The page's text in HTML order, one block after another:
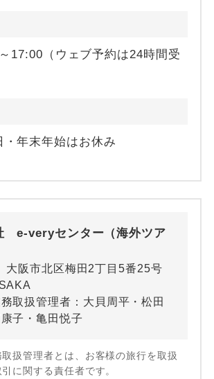
17:00（ウェブ予約は24時間受
・年末年始はお休み
e-veryセンター（海外ツア
阪市北区梅田2丁目5番25号
取扱管理者：大貝周平・松田
子・亀田悦子
扱管理者とは、お客様の旅行を取扱
に関する責任者です。